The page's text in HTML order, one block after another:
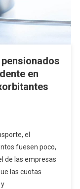
en
el
fuesen poco,
de las empresas
las cuotas